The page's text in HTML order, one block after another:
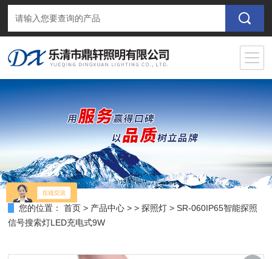
您的位置： 首页 > 产品中心 > >探照灯 > SR-060IP65智能探照
信号搜索灯LED充电式9W